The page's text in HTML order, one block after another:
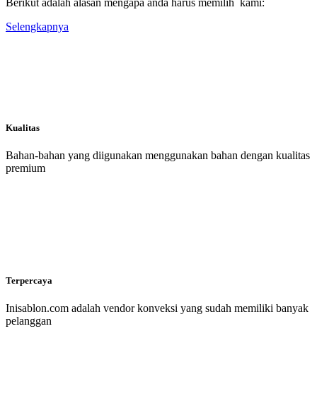
Selengkapnya
Kualitas
Bahan-bahan yang diigunakan menggunakan bahan dengan kualitas
premium
Terpercaya
Inisablon.com adalah vendor konveksi yang sudah memiliki banyak
pelanggan